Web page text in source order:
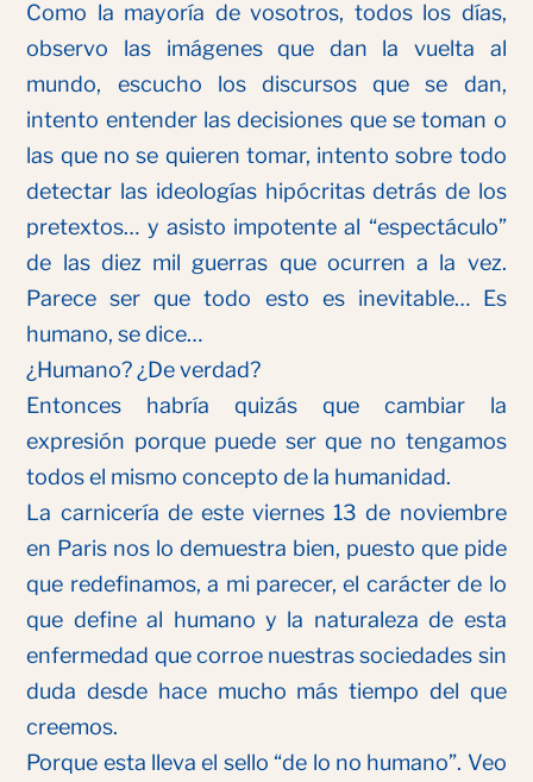
Como la mayoría de vosotros, todos los días,
observo las imágenes que dan la vuelta al
mundo, escucho los discursos que se dan,
intento entender las decisiones que se toman o
las que no se quieren tomar, intento sobre todo
detectar las ideologías hipócritas detrás de los
pretextos… y asisto impotente al “espectáculo”
de las diez mil guerras que ocurren a la vez.
Parece ser que todo esto es inevitable… Es
humano, se dice…
¿Humano? ¿De verdad?
Entonces habría quizás que cambiar la
expresión porque puede ser que no tengamos
todos el mismo concepto de la humanidad.
La carnicería de este viernes 13 de noviembre
en Paris nos lo demuestra bien, puesto que pide
que redefinamos, a mi parecer, el carácter de lo
que define al humano y la naturaleza de esta
enfermedad que corroe nuestras sociedades sin
duda desde hace mucho más tiempo del que
creemos.
Porque esta lleva el sello “de lo no humano”. Veo